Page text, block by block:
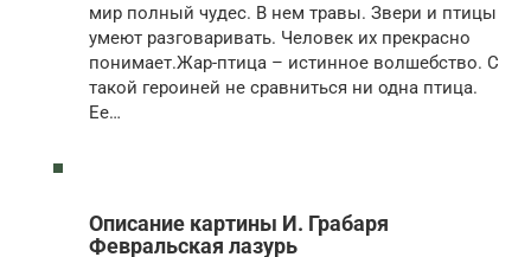
мир полный чудес. В нем травы. Звери и птицы
умеют разговаривать. Человек их прекрасно
понимает.Жар-птица – истинное волшебство. С
такой героиней не сравниться ни одна птица.
Ее…
Описание картины И. Грабаря
Февральская лазурь